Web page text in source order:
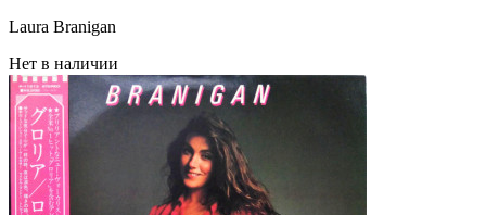
Laura Branigan
Нет в наличии